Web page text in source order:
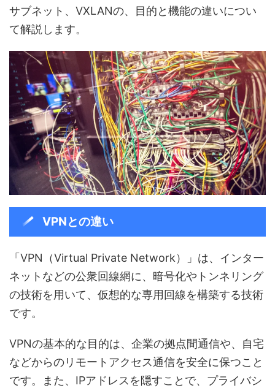
サブネット、VXLANの、目的と機能の違いについ
て解説します。
VPNとの違い
「VPN（Virtual Private Network）」は、インター
ネットなどの公衆回線網に、暗号化やトンネリング
の技術を用いて、仮想的な専用回線を構築する技術
です。
VPNの基本的な目的は、企業の拠点間通信や、自宅
などからのリモートアクセス通信を安全に保つこと
です。また、IPアドレスを隠すことで、プライバシ